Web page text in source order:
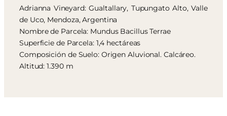
Adrianna Vineyard: Gualtallary, Tupungato Alto, Valle
de Uco, Mendoza, Argentina
Nombre de Parcela: Mundus Bacillus Terrae
Superficie de Parcela: 1,4 hectáreas
Composición de Suelo: Origen Aluvional. Calcáreo.
Altitud: 1.390 m